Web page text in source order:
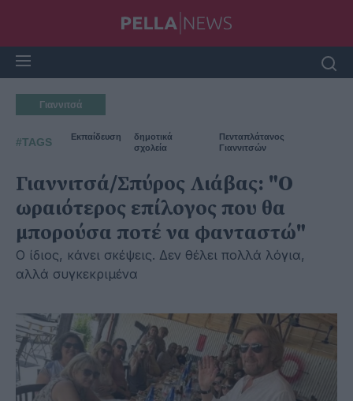
Γιαννιτσά
#TAGS Εκπαίδευση
δημοτικά
σχολεία
Πενταπλάτανος
Γιαννιτσών
Γιαννιτσά/Σπύρος Λιάβας: "Ο
ωραιότερος επίλογος που θα
μπορούσα ποτέ να φανταστώ"
Ο ίδιος, κάνει σκέψεις. Δεν θέλει πολλά λόγια,
αλλά συγκεκριμένα